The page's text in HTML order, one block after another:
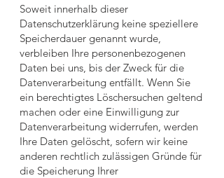
Soweit innerhalb dieser
Datenschutzerklärung keine speziellere
Speicherdauer genannt wurde,
verbleiben Ihre personenbezogenen
Daten bei uns, bis der Zweck für die
Datenverarbeitung entfällt. Wenn Sie
ein berechtigtes Löschersuchen geltend
machen oder eine Einwilligung zur
Datenverarbeitung widerrufen, werden
Ihre Daten gelöscht, sofern wir keine
anderen rechtlich zulässigen Gründe für
die Speicherung Ihrer